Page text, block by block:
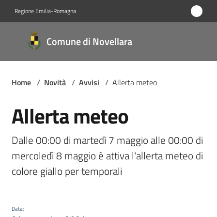
Regione Emilia-Romagna
Comune di Novellara
Comune
di
Novellara
Menu selezionato
Servizi
Home / Novità / Avvisi / Allerta meteo
Salta al contenuto
Allerta meteo
Dalle 00:00 di martedì 7 maggio alle 00:00 di
mercoledì 8 maggio è attiva l'allerta meteo di
colore giallo per temporali
Data: